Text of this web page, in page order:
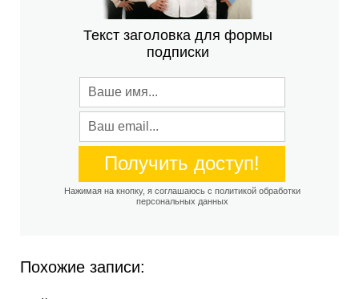
Текст заголовка для формы
подписки
Нажимая на кнопку, я соглашаюсь с политикой обработки
персональных данных
Похожие записи: